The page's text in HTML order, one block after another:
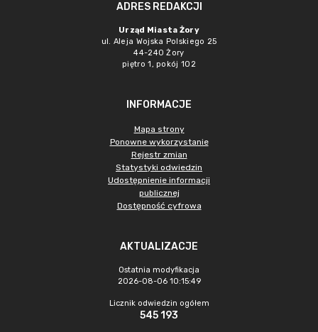
ADRES REDAKCJI
Urząd Miasta Żory
ul. Aleja Wojska Polskiego 25
44-240 Żory
piętro 1, pokój 102
INFORMACJE
Mapa strony
Ponowne wykorzystanie
Rejestr zmian
Statystyki odwiedzin
Udostępnienie informacji
publicznej
Dostępność cyfrowa
AKTUALIZACJE
Ostatnia modyfikacja
2026-08-06 10:15:49
Licznik odwiedzin ogółem
545 193